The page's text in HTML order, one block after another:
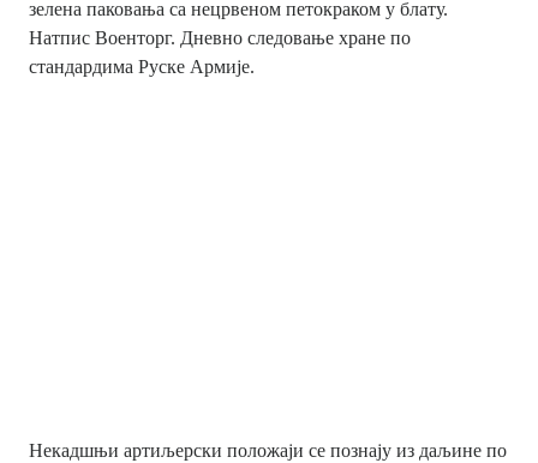
зелена паковања са нецрвеном петокраком у блату.
Натпис Военторг. Дневно следовање хране по
стандардима Руске Армије.
Некадшњи артиљерски положаји се познају из даљине по